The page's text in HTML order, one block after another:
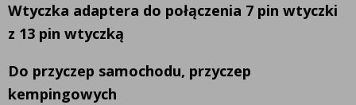
Wtyczka adaptera do połączenia 7 pin wtyczki
z 13 pin wtyczką
Do przyczep samochodu, przyczep
kempingowych